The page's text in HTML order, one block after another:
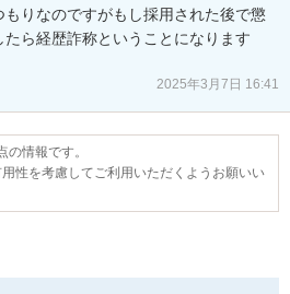
りなのですがもし採用された後で懲
ら経歴詐称ということになります
2025年3月7日 16:41
情報です。
性を考慮してご利用いただくようお願いい